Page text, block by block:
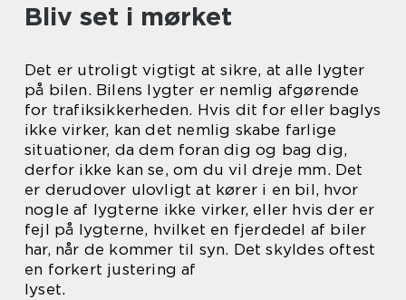
Bliv set i mørket
Det er utroligt vigtigt at sikre, at alle lygter
på bilen. Bilens lygter er nemlig afgørende
for trafiksikkerheden. Hvis dit for eller baglys
ikke virker, kan det nemlig skabe farlige
situationer, da dem foran dig og bag dig,
derfor ikke kan se, om du vil dreje mm. Det
er derudover ulovligt at kører i en bil, hvor
nogle af lygterne ikke virker, eller hvis der er
fejl på lygterne, hvilket en fjerdedel af biler
har, når de kommer til syn. Det skyldes oftest
en forkert justering af
lyset.